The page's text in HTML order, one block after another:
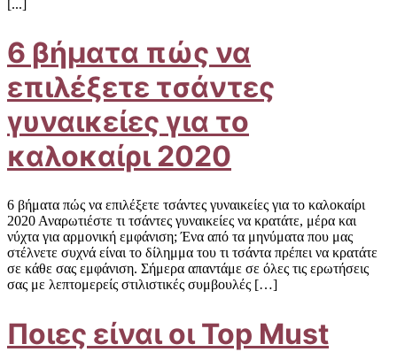
[...]
6 βήματα πώς να
επιλέξετε τσάντες
γυναικείες για το
καλοκαίρι 2020
6 βήματα πώς να επιλέξετε τσάντες γυναικείες για το καλοκαίρι
2020 Αναρωτιέστε τι τσάντες γυναικείες να κρατάτε, μέρα και
νύχτα για αρμονική εμφάνιση; Ένα από τα μηνύματα που μας
στέλνετε συχνά είναι το δίλημμα του τι τσάντα πρέπει να κρατάτε
σε κάθε σας εμφάνιση. Σήμερα απαντάμε σε όλες τις ερωτήσεις
σας με λεπτομερείς στιλιστικές συμβουλές […]
Ποιες είναι οι Top Must